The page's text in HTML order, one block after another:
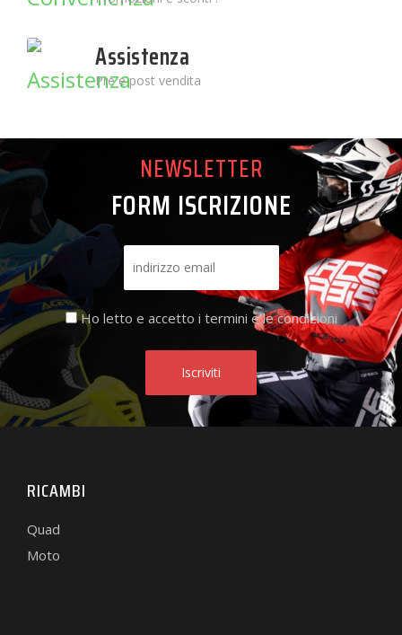
Assistenza
Pre e post vendita
NEWSLETTER
FORM ISCRIZIONE
Ho letto e accetto i termini e le condizioni
RICAMBI
Quad
Moto